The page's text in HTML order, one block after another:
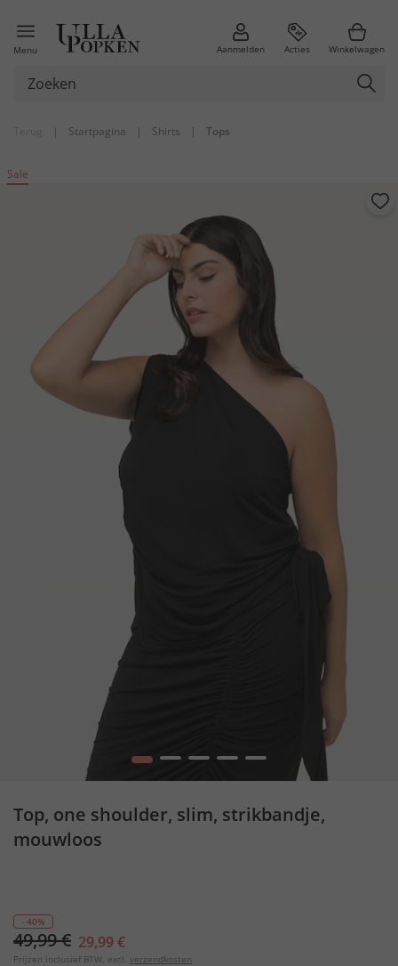
Menu Aanmelden Acties Winkelwagen
| Startpagina | Shirts | Tops
Sale
1 2 3 4 5
Top, one shoulder, slim, strikbandje,
mouwloos
- 40%
49,99 € 29,99 €
Prijzen inclusief BTW, excl. verzendkosten